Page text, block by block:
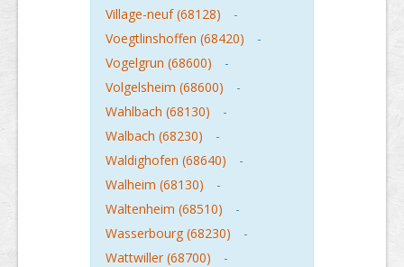
Village-neuf (68128)
-
Voegtlinshoffen (68420)
-
Vogelgrun (68600)
-
Volgelsheim (68600)
-
Wahlbach (68130)
-
Walbach (68230)
-
Waldighofen (68640)
-
Walheim (68130)
-
Waltenheim (68510)
-
Wasserbourg (68230)
-
Wattwiller (68700)
-